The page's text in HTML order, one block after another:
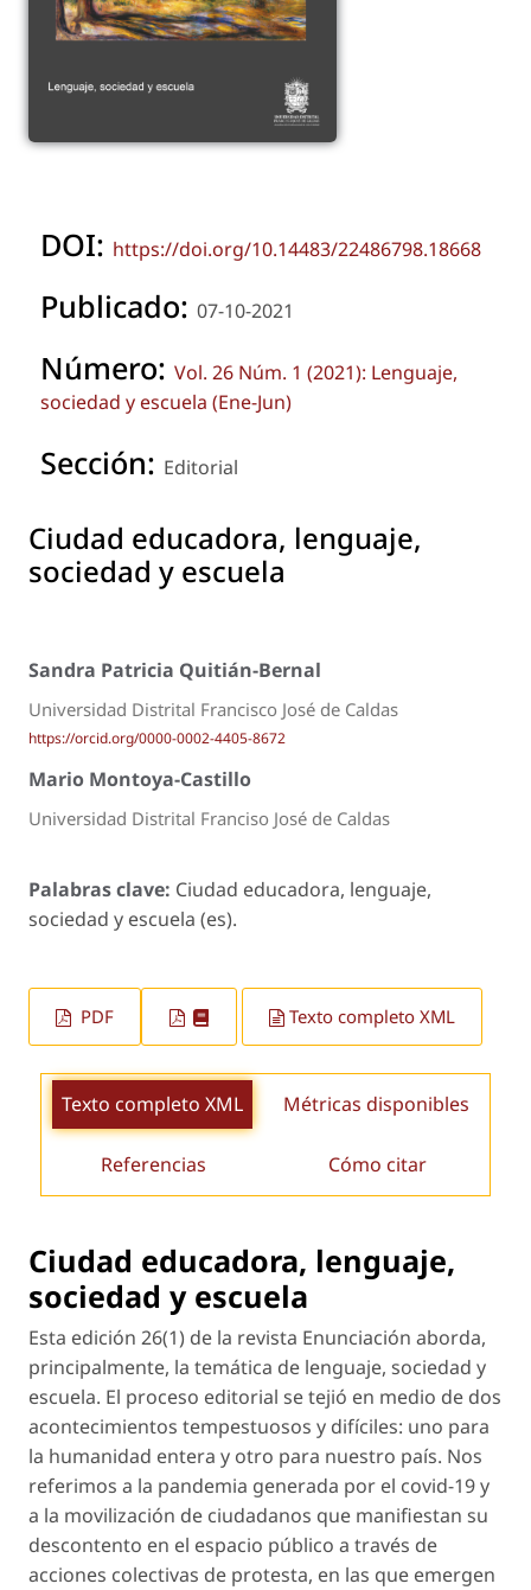
DOI: https://doi.org/10.14483/22486798.18668
Publicado: 07-10-2021
Número: Vol. 26 Núm. 1 (2021): Lenguaje,
sociedad y escuela (Ene-Jun)
Sección: Editorial
Ciudad educadora, lenguaje,
sociedad y escuela
Sandra Patricia Quitián-Bernal
Universidad Distrital Francisco José de Caldas
https://orcid.org/0000-0002-4405-8672
Mario Montoya-Castillo
Universidad Distrital Franciso José de Caldas
Palabras clave: Ciudad educadora, lenguaje,
sociedad y escuela (es).
PDF Texto completo XML
Texto completo XML Métricas disponibles
Referencias Cómo citar
Ciudad educadora, lenguaje,
sociedad y escuela
Esta edición 26(1) de la revista Enunciación aborda,
principalmente, la temática de lenguaje, sociedad y
escuela. El proceso editorial se tejió en medio de dos
acontecimientos tempestuosos y difíciles: uno para
la humanidad entera y otro para nuestro país. Nos
referimos a la pandemia generada por el covid-19 y
a la movilización de ciudadanos que manifiestan su
descontento en el espacio público a través de
acciones colectivas de protesta, en las que emergen